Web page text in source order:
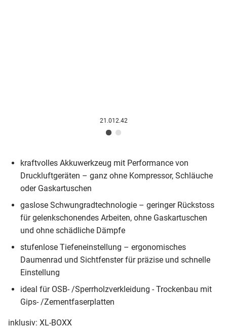
21.012.42
kraftvolles Akkuwerkzeug mit Performance von
Druckluftgeräten – ganz ohne Kompressor, Schläuche
oder Gaskartuschen
gaslose Schwungradtechnologie – geringer Rückstoss
für gelenkschonendes Arbeiten, ohne Gaskartuschen
und ohne schädliche Dämpfe
stufenlose Tiefeneinstellung – ergonomisches
Daumenrad und Sichtfenster für präzise und schnelle
Einstellung
ideal für OSB- /Sperrholzverkleidung - Trockenbau mit
Gips- /Zementfaserplatten
inklusiv: XL-BOXX